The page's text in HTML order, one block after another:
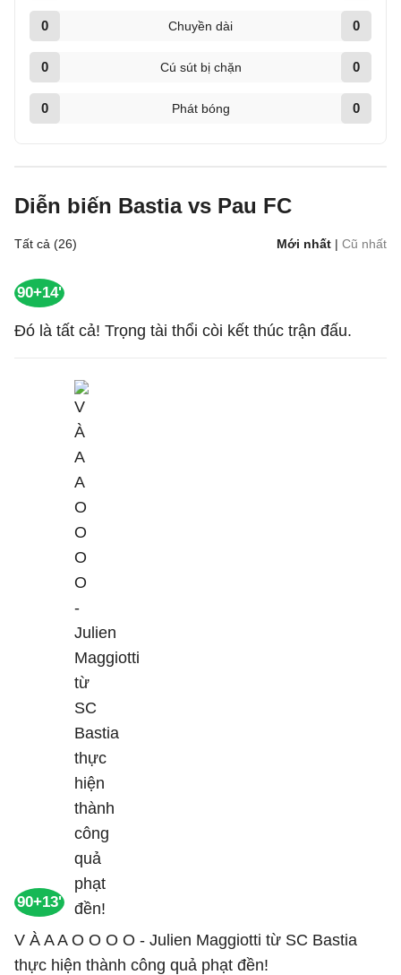
0 Chuyền dài 0
0 Cú sút bị chặn 0
0 Phát bóng 0
Diễn biến Bastia vs Pau FC
Tất cả (26) Mới nhất | Cũ nhất
90+14'
Đó là tất cả! Trọng tài thổi còi kết thúc trận đấu.
90+13'
V À A A O O O O - Julien Maggiotti từ SC Bastia
thực hiện thành công quả phạt đền!